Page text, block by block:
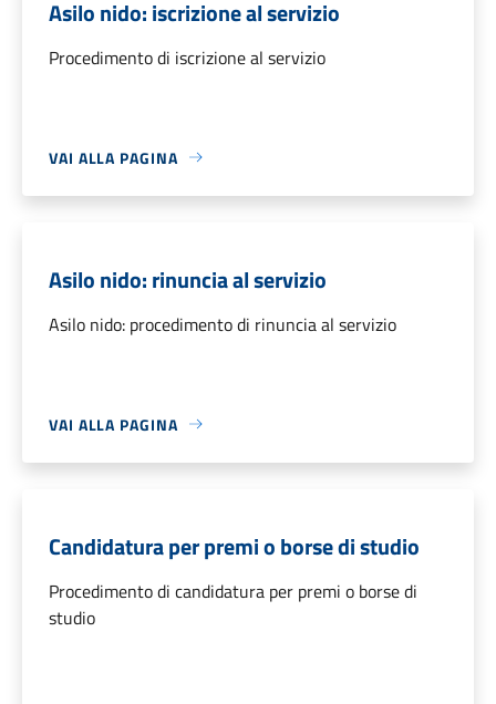
Asilo nido: iscrizione al servizio
Procedimento di iscrizione al servizio
VAI ALLA PAGINA
Asilo nido: rinuncia al servizio
Asilo nido: procedimento di rinuncia al servizio
VAI ALLA PAGINA
Candidatura per premi o borse di studio
Procedimento di candidatura per premi o borse di
studio